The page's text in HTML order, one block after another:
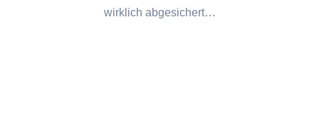
wirklich abgesichert…